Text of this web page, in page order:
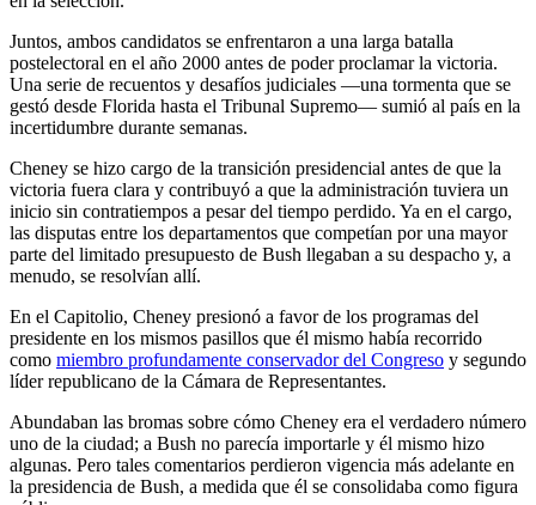
Juntos, ambos candidatos se enfrentaron a una larga batalla
postelectoral en el año 2000 antes de poder proclamar la victoria.
Una serie de recuentos y desafíos judiciales —una tormenta que se
gestó desde Florida hasta el Tribunal Supremo— sumió al país en la
incertidumbre durante semanas.
Cheney se hizo cargo de la transición presidencial antes de que la
victoria fuera clara y contribuyó a que la administración tuviera un
inicio sin contratiempos a pesar del tiempo perdido. Ya en el cargo,
las disputas entre los departamentos que competían por una mayor
parte del limitado presupuesto de Bush llegaban a su despacho y, a
menudo, se resolvían allí.
En el Capitolio, Cheney presionó a favor de los programas del
presidente en los mismos pasillos que él mismo había recorrido
como miembro profundamente conservador del Congreso y segundo
líder republicano de la Cámara de Representantes.
Abundaban las bromas sobre cómo Cheney era el verdadero número
uno de la ciudad; a Bush no parecía importarle y él mismo hizo
algunas. Pero tales comentarios perdieron vigencia más adelante en
la presidencia de Bush, a medida que él se consolidaba como figura